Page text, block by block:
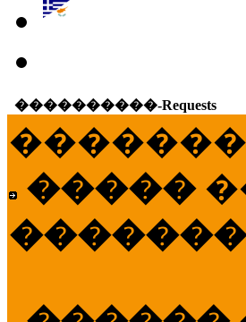
����������-Requests
�����